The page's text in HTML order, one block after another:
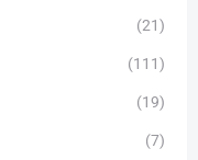
(21)
(111)
(19)
(7)